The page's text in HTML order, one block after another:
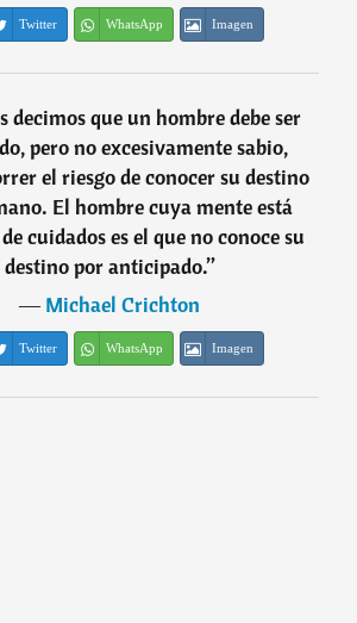
Twitter WhatsApp Imagen
decimos que un hombre debe ser
pero no excesivamente sabio,
el riesgo de conocer su destino
El hombre cuya mente está
cuidados es el que no conoce su
destino por anticipado.”
―Michael Crichton
Twitter WhatsApp Imagen